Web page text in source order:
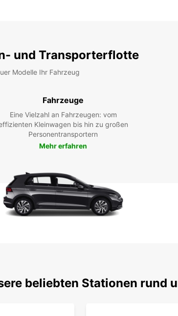
und Transporterflotte
Modelle Ihr Fahrzeug
Fahrzeuge
Eine Vielzahl an Fahrzeugen: vom
Kleinwagen bis hin zu großen
Personentransportern
Mehr erfahren
beliebten Stationen rund